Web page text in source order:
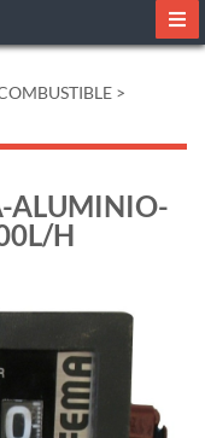
>
ALUMINIO-
H